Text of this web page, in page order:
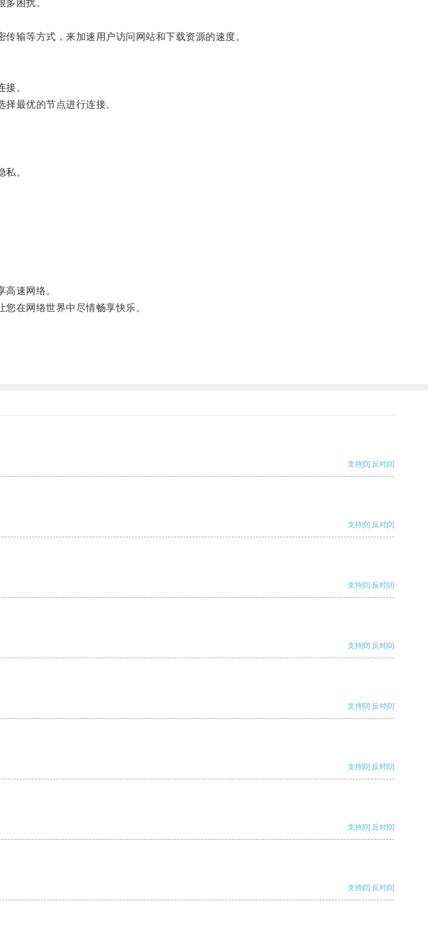
困扰。
输等方式，来加速用户访问网站和下载资源的速度。
。
最优的节点进行连接。
。
速网络。
在网络世界中尽情畅享快乐。
支持[0] 反对[0]
支持[0] 反对[0]
支持[0] 反对[0]
支持[0] 反对[0]
支持[0] 反对[0]
支持[0] 反对[0]
支持[0] 反对[0]
支持[0] 反对[0]